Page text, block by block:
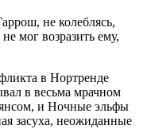
не колеблясь,
мог возразить ему,
в Нортренде
в весьма мрачном
и Ночные эльфы
засуха, неожиданные